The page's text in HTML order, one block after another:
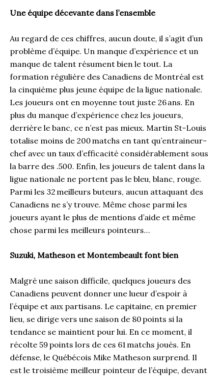
Une équipe décevante dans l’ensemble
Au regard de ces chiffres, aucun doute, il s’agit d’un
problème d’équipe. Un manque d’expérience et un
manque de talent résument bien le tout. La
formation régulière des Canadiens de Montréal est
la cinquième plus jeune équipe de la ligue nationale.
Les joueurs ont en moyenne tout juste 26 ans. En
plus du manque d’expérience chez les joueurs,
derrière le banc, ce n’est pas mieux. Martin St-Louis
totalise moins de 200 matchs en tant qu’entraineur-
chef avec un taux d’efficacité considérablement sous
la barre des .500. Enfin, les joueurs de talent dans la
ligue nationale ne portent pas le bleu, blanc, rouge.
Parmi les 32 meilleurs buteurs, aucun attaquant des
Canadiens ne s’y trouve. Même chose parmi les
joueurs ayant le plus de mentions d’aide et même
chose parmi les meilleurs pointeurs…
Suzuki, Matheson et Montembeault font bien
Malgré une saison difficile, quelques joueurs des
Canadiens peuvent donner une lueur d’espoir à
l’équipe et aux partisans. Le capitaine, en premier
lieu, se dirige vers une saison de 80 points si la
tendance se maintient pour lui. En ce moment, il
récolte 59 points lors de ces 61 matchs joués. En
défense, le Québécois Mike Matheson surprend. Il
est le troisième meilleur pointeur de l’équipe, devant